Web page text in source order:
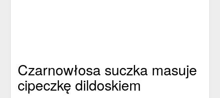
Czarnowłosa suczka masuje
cipeczkę dildoskiem